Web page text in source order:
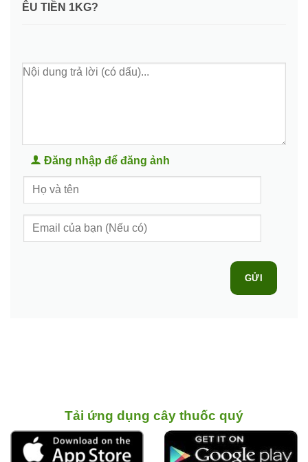
ÊU TIỀN 1KG?
Đăng nhập để đăng ảnh
GỬI
Tải ứng dụng cây thuốc quý